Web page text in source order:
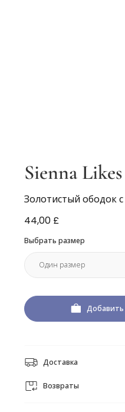
Sienna
Золотистый ободок
44,00 £
Выбрать размер
Добавить
Доставка
Возвраты